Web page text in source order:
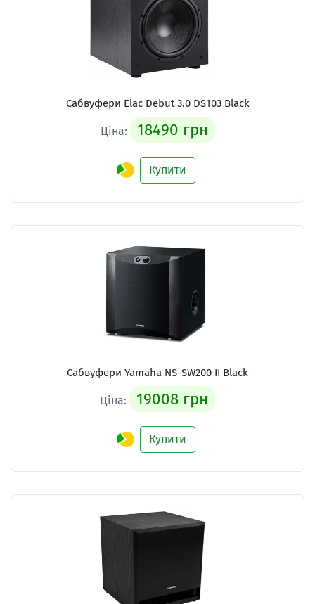
Сабвуфери Elac Debut 3.0 DS103 Black
Ціна: 18490 грн
Купити
Сабвуфери Yamaha NS-SW200 II Black
Ціна: 19008 грн
Купити